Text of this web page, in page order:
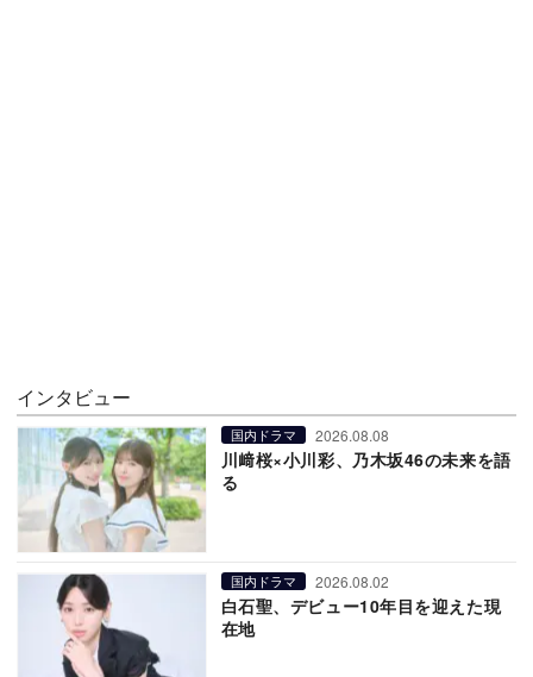
インタビュー
国内ドラマ 2026.08.08
川﨑桜×小川彩、乃木坂46の未来を語
る
国内ドラマ 2026.08.02
白石聖、デビュー10年目を迎えた現
在地